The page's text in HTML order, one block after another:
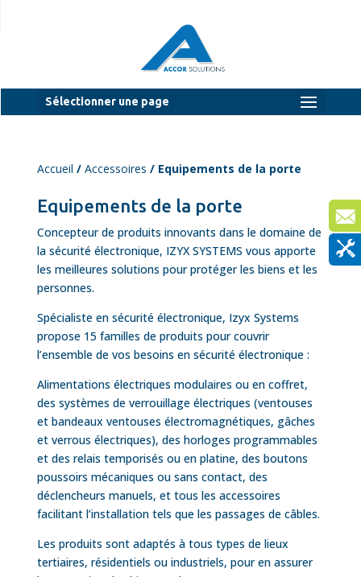
Sélectionner une page
Accueil / Accessoires / Equipements de la porte
Equipements de la porte
Concepteur de produits innovants dans le domaine de
la sécurité électronique, IZYX SYSTEMS vous apporte
les meilleures solutions pour protéger les biens et les
personnes.
Spécialiste en sécurité électronique, Izyx Systems
propose 15 familles de produits pour couvrir
l’ensemble de vos besoins en sécurité électronique :
Alimentations électriques modulaires ou en coffret,
des systèmes de verrouillage électriques (ventouses
et bandeaux ventouses électromagnétiques, gâches
et verrous électriques), des horloges programmables
et des relais temporisés ou en platine, des boutons
poussoirs mécaniques ou sans contact, des
déclencheurs manuels, et tous les accessoires
facilitant l’installation tels que les passages de câbles.
Les produits sont adaptés à tous types de lieux
tertiaires, résidentiels ou industriels, pour en assurer